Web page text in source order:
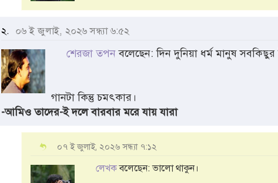
২. ০৬ ই জুলাই, ২০২৬ সন্ধ্যা ৬:৫২
শেরজা তপনবলেছেন: দিন দুনিয়া ধর্ম মানুষ
গানটা কিন্তু চমৎকার।
-আমিও তাদের-ই দলে বারবার মরে যায় যারা
০৭ ই জুলাই, ২০২৬ সন্ধ্যা ৭:১২
লেখকবলেছেন: ভালো থাকুন।